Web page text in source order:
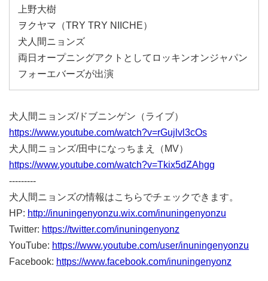
上野大樹
ヲクヤマ（TRY TRY NIICHE）
犬人間ニョンズ
両日オープニングアクトとしてロッキンオンジャパン
フォーエバーズが出演
犬人間ニョンズ/ドブニンゲン（ライブ）
https://www.youtube.com/watch?v=rGujlvl3cOs
犬人間ニョンズ/田中になっちまえ（MV）
https://www.youtube.com/watch?v=Tkix5dZAhgg
---------
犬人間ニョンズの情報はこちらでチェックできます。
HP: http://inuningenyonzu.wix.com/inuningenyonzu
Twitter: https://twitter.com/inuningenyonz
YouTube: https://www.youtube.com/user/inuningenyonzu
Facebook: https://www.facebook.com/inuningenyonz